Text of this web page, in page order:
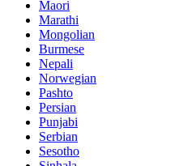
Maori
Marathi
Mongolian
Burmese
Nepali
Norwegian
Pashto
Persian
Punjabi
Serbian
Sesotho